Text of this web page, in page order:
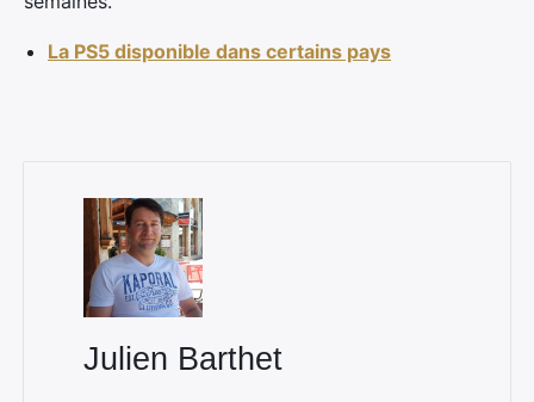
La PS5 disponible dans certains pays
Julien Barthet
Rechercher